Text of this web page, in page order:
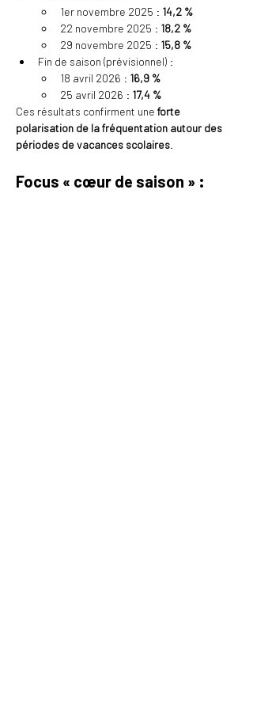
1er novembre 2025 : 14,2 %
22 novembre 2025 : 18,2 %
29 novembre 2025 : 15,8 %
Fin de saison (prévisionnel) :
18 avril 2026 : 16,9 %
25 avril 2026 : 17,4 %
Ces résultats confirment une forte
polarisation de la fréquentation autour des
périodes de vacances scolaires
Focus « cœur de saison » :